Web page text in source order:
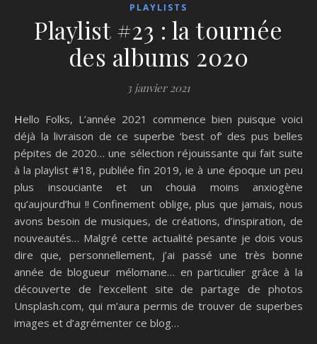
PLAYLISTS
Playlist #23 : la tournée
des albums 2020
3 janvier 2021
Hello Folks, L’année 2021 commence bien puisque voici
déjà la livraison de ce superbe ‘best of’ des pus belles
pépites de 2020… une sélection réjouissante qui fait suite
à la playlist #18, publiée fin 2019, ie à une époque un peu
plus insouciante et un chouia moins anxiogène
qu’aujourd’hui !! Confinement oblige, plus que jamais, nous
avons besoin de musiques, de créations, d’inspiration, de
nouveautés… Malgré cette actualité pesante je dois vous
dire que, personnellement, j’ai passé une très bonne
année de blogueur mélomane… en particulier grâce à la
découverte de l’excellent site de partage de photos
Unsplash.com, qui m’aura permis de trouver de superbes
images et d’agrémenter ce blog…